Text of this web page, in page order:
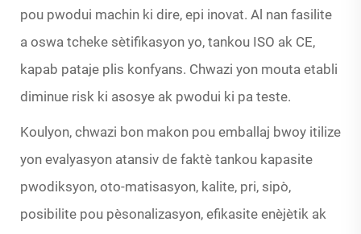
pou pwodui machin ki dire, epi inovat. Al nan fasilite
a oswa tcheke sètifikasyon yo, tankou ISO ak CE,
kapab pataje plis konfyans. Chwazi yon mouta etabli
diminue risk ki asosye ak pwodui ki pa teste.
Koulyon, chwazi bon makon pou emballaj bwoy itilize
yon evalyasyon atansiv de faktè tankou kapasite
pwodiksyon, oto-matisasyon, kalite, pri, sipò,
posibilite pou pèsonalizasyon, efikasite enèjètik ak